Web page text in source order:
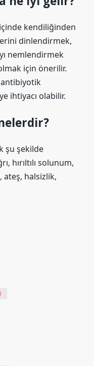
kendiliğinden
dinlendirmek,
nemlendirmek
için önerilir.
ihtiyacı olabilir.
şu şekilde
hırıltılı solunum,
ateş, halsizlik,